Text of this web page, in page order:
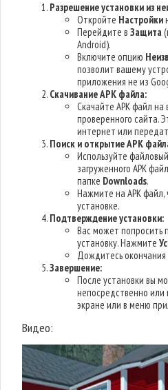
Разрешение установки из
Откройте Настройки
Перейдите вЗащита
Android).
Включите опцию
позволит вашему
приложения не из
Скачивание APK файла:
Скачайте APK файл
проверенного сайта.
интернет или
Поиск и открытие APK
Используйте
загруженного APK
папке Downloads.
Нажмите на APK файл,
установке.
Подтверждение установки:
Вас может попросить
установку. Нажмите
Дождитесь окончания
Завершение:
После установки вы
непосредственно
экране или в меню
Видео: